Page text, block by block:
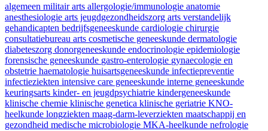
algemeen militair arts allergologie/immunologie anatomie
anesthesiologie arts jeugdgezondheidszorg arts verstandelijk
gehandicapten bedrijfsgeneeskunde cardiologie chirurgie
consultatiebureau arts cosmetische geneeskunde dermatologie
diabeteszorg donorgeneeskunde endocrinologie epidemiologie
forensische geneeskunde gastro-enterologie gynaecologie en
obstetrie haematologie huisartsgeneeskunde infectiepreventie
infectieziekten intensive care geneeskunde interne geneeskunde
keuringsarts kinder- en jeugdpsychiatrie kindergeneeskunde
klinische chemie klinische genetica klinische geriatrie KNO-
heelkunde longziekten maag-darm-leverziekten maatschappij en
gezondheid medische microbiologie MKA-heelkunde nefrologie